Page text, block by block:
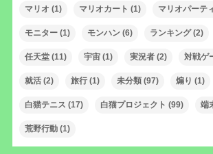
マリオ (1) マリオカート (1) マリオパーテ
モニター(1) モンハン(6) ランキング(2)
任天堂(11) 宇宙(1) 実況者(2) 対戦ゲ
就活(2) 旅行(1) 未分類(97) 煽り (1)
白猫テニス (17) 白猫プロジェクト (99) 端
荒野行動(1)